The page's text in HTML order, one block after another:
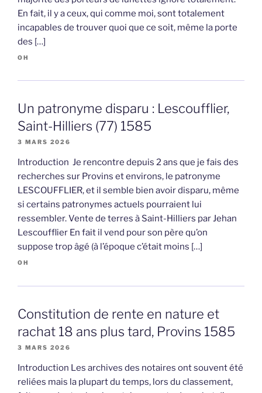
En fait, il y a ceux, qui comme moi, sont totalement
incapables de trouver quoi que ce soit, même la porte
des […]
OH
Un patronyme disparu : Lescoufflier,
Saint-Hilliers (77) 1585
3 MARS 2026
Introduction Je rencontre depuis 2 ans que je fais des
recherches sur Provins et environs, le patronyme
LESCOUFFLIER, et il semble bien avoir disparu, même
si certains patronymes actuels pourraient lui
ressembler. Vente de terres à Saint-Hilliers par Jehan
Lescoufflier En fait il vend pour son père qu’on
suppose trop âgé (à l’époque c’était moins […]
OH
Constitution de rente en nature et
rachat 18 ans plus tard, Provins 1585
3 MARS 2026
Introduction Les archives des notaires ont souvent été
reliées mais la plupart du temps, lors du classement,